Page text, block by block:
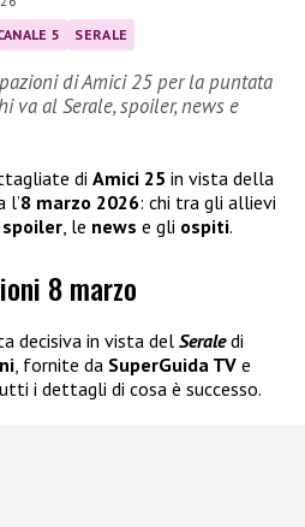
5 SERALE
di Amici 25 per la puntata
va al Serale, spoiler, news e
di Amici 25 in vista della
l’8 marzo 2026: chi tra gli allievi
spoiler, le news e gli ospiti.
8 marzo
decisiva in vista del Seraledi
, fornite da SuperGuida TV e
i dettagli di cosa è successo.